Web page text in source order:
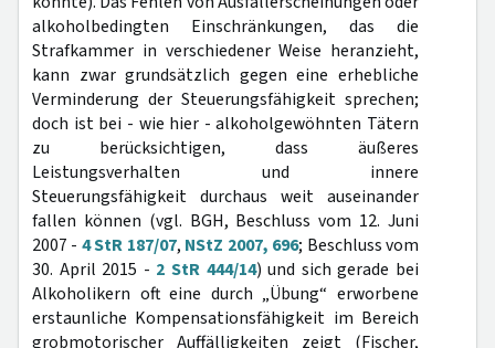
alkoholbedingten Einschränkungen, das die
Strafkammer in verschiedener Weise heranzieht,
kann zwar grundsätzlich gegen eine erhebliche
Verminderung der Steuerungsfähigkeit sprechen;
doch ist bei - wie hier - alkoholgewöhnten Tätern
zu berücksichtigen, dass äußeres
Leistungsverhalten und innere
Steuerungsfähigkeit durchaus weit auseinander
fallen können (vgl. BGH, Beschluss vom 12. Juni
2007 - 4 StR 187/07, NStZ 2007, 696; Beschluss vom
30. April 2015 - 2 StR 444/14) und sich gerade bei
Alkoholikern oft eine durch „Übung“ erworbene
erstaunliche Kompensationsfähigkeit im Bereich
grobmotorischer Auffälligkeiten zeigt (Fischer,